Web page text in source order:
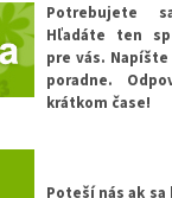
Potrebujete
Hľadáte ten
pre vás.
poradne.
krátkom čase!
Poteší nás ak